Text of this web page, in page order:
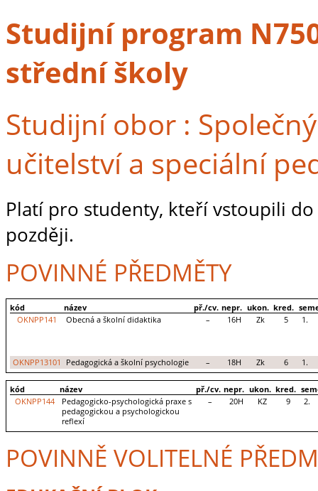
Studijní program
střední školy
Studijní obor :
učitelství a speciální
Platí pro studenty, kteří vstoupili
později.
POVINNÉ PŘEDMĚTY
kód název př./cv. nepr. ukon. kred.
OKNPP141
Obecná a školní didaktika – 16H Zk 5 1.
OKNPP13101 Pedagogická a školní psychologie – 18H Zk 6 1.
kód název př./cv. nepr. ukon. kred.
OKNPP144
Pedagogicko-psychologická praxe s
pedagogickou a psychologickou
reflexí
– 20H KZ 9 2.
POVINNĚ VOLITELNÉ